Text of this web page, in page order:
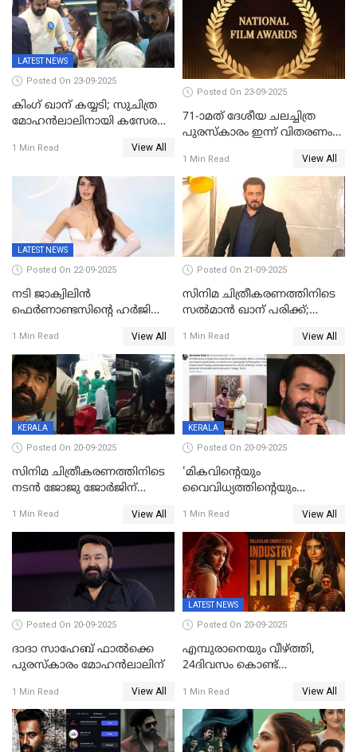
സാമൂഹികമാധ്യമങ്ങളില്‍
ചര്‍ച്ച
ഉർവശിക്കും വിജയരാഘവനും
ദേശീയ അവാർഡ്
LATEST NEWS
Posted On 23-09-2025
കിംഗ് ഖാന് കയ്യടി; സുചിത്ര
മോഹൻലാലിനായി കസേര
ഖാൻ
1 Min Read View All
Posted On 23-09-2025
71-ാമത് ദേശീയ ചലച്ചിത്ര
പുരസ്‌കാരം ഇന്ന് വിതരണം
1 Min Read View All
LATEST NEWS
Posted On 22-09-2025
നടി ജാക്വിലിന്‍
ഫെര്‍ണാണ്ടസിന്റെ ഹര്‍ജി
1 Min Read View All
Posted On 21-09-2025
സിനിമ ചിത്രീകരണത്തിനിടെ
സൽമാൻ ഖാന് പരിക്ക്;
മുംബൈയിലേക്ക് മടങ്ങി
1 Min Read View All
KERALA
Posted On 20-09-2025
സിനിമ ചിത്രീകരണത്തിനിടെ
നടൻ ജോജു ജോർജിന്
പറമ്പോലും ഈ സമയം
ജീപ്പിൽ
1 Min Read View All
KERALA
Posted On 20-09-2025
'മികവിന്റെയും
വൈവിധ്യത്തിന്റെയും
അഭിനന്ദിച്ച് പ്രധാനമന്ത്രി
1 Min Read View All
Posted On 20-09-2025
ദാദാ സാഹേബ് ഫാൽക്കെ
പുരസ്‌കാരം മോഹൻലാലിന്
1 Min Read View All
LATEST NEWS
Posted On 20-09-2025
എമ്പുരാനെയും വീഴ്ത്തി,
24ദിവസം കൊണ്ട്
ഇൻഡസ്ട്രി ഹിറ്റ്;
റെക്കോർഡുമായി ലോക
1 Min Read View All